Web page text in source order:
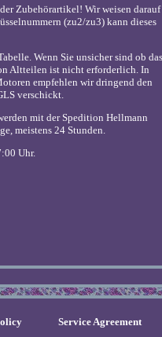
Zubehörartikel! Wir weisen darauf
(zu2/zu3) kann dieses
Wenn Sie unsicher sind ob das
Altteilen ist nicht erforderlich. In
empfehlen wir dringend den
verschickt.
mit der Spedition Hellmann
meistens 24 Stunden.
Uhr.
Service Agreement